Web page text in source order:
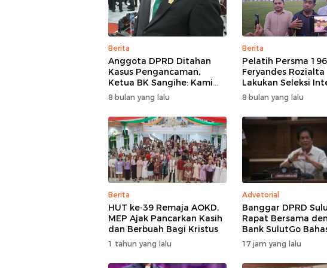
Berita
Anggota DPRD Ditahan
Kasus Pengancaman,
Ketua BK Sangihe: Kami
Prihatin, Tapi Hormati
Proses Hukum
8 bulan yang lalu
Berita
Pelatih Persma
Feryandes Rozialta
Lakukan Seleksi
Cari Pemain Cepat
Adaptasi​
8 bulan yang lalu
Berita
HUT ke-39 Remaja AOKD,
MEP Ajak Pancarkan Kasih
dan Berbuah Bagi Kristus
1 tahun yang lalu
Advetorial
Banggar DPRD
Rapat Bersama
Bank SulutGo
Rencana Penyertaan
Modal Rp30 Miliar
KUA-PPAS 2027
17 jam yang lalu